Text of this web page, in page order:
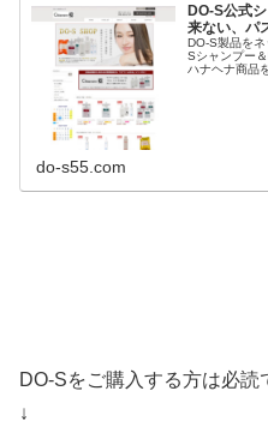
DO-S公式
来ない、パ
DO-S製品を
Sシャンプー
ハナヘナ商品
do-s55.com
DO-Sをご購入する方は必読
↓